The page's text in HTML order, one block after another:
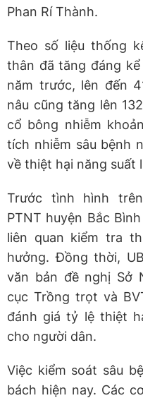
Phan Rí Thành.
Theo số liệu thống
thân đã tăng đáng
năm trước, lên đến
nâu cũng tăng lên
cổ bông nhiễm
tích nhiễm sâu bệnh
về thiệt hại năng suất
Trước tình hình
PTNT huyện Bắc
liên quan kiểm tra
hưởng. Đồng thời,
văn bản đề nghị Sở
cục Trồng trọt và
đánh giá tỷ lệ thiệt
cho người dân.
Việc kiểm soát sâu
bách hiện nay. Các